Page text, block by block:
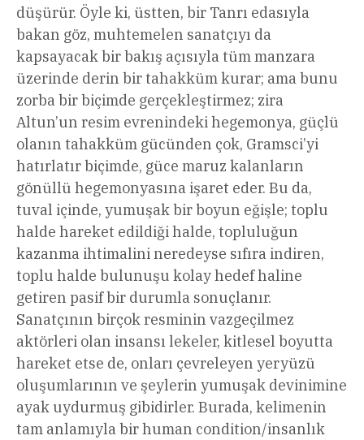
düşürür. Öyle ki, üstten, bir Tanrı edasıyla
bakan göz, muhtemelen sanatçıyı da
kapsayacak bir bakış açısıyla tüm manzara
üzerinde derin bir tahakküm kurar; ama bunu
zorba bir biçimde gerçekleştirmez; zira
Altun’un resim evrenindeki hegemonya, güçlü
olanın tahakküm gücünden çok, Gramsci’yi
hatırlatır biçimde, güce maruz kalanların
gönüllü hegemonyasına işaret eder. Bu da,
tuval içinde, yumuşak bir boyun eğişle; toplu
halde hareket edildiği halde, topluluğun
kazanma ihtimalini neredeyse sıfıra indiren,
toplu halde bulunuşu kolay hedef haline
getiren pasif bir durumla sonuçlanır.
Sanatçının birçok resminin vazgeçilmez
aktörleri olan insansı lekeler, kitlesel boyutta
hareket etse de, onları çevreleyen yeryüzü
oluşumlarının ve şeylerin yumuşak devinimine
ayak uydurmuş gibidirler. Burada, kelimenin
tam anlamıyla bir human condition/insanlık